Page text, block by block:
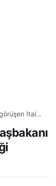
İtalya
üyeliği